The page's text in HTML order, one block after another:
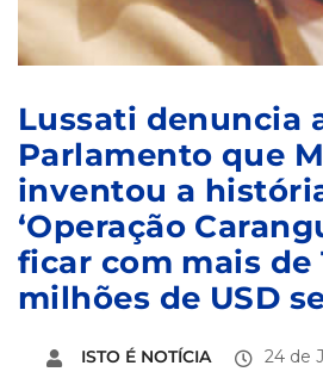
Lussati denuncia
Parlamento que
inventou a
‘Operação
ficar com mais de
milhões de USD
ISTO É NOTÍCIA 24 de